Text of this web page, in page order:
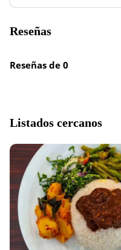
Reseñas
Reseñas de 0
Listados cercanos